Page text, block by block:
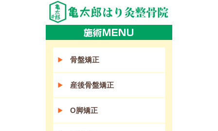
骨盤矯正
産後骨盤矯正
O脚矯正